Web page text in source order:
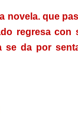
novela. que
regresa
se da por